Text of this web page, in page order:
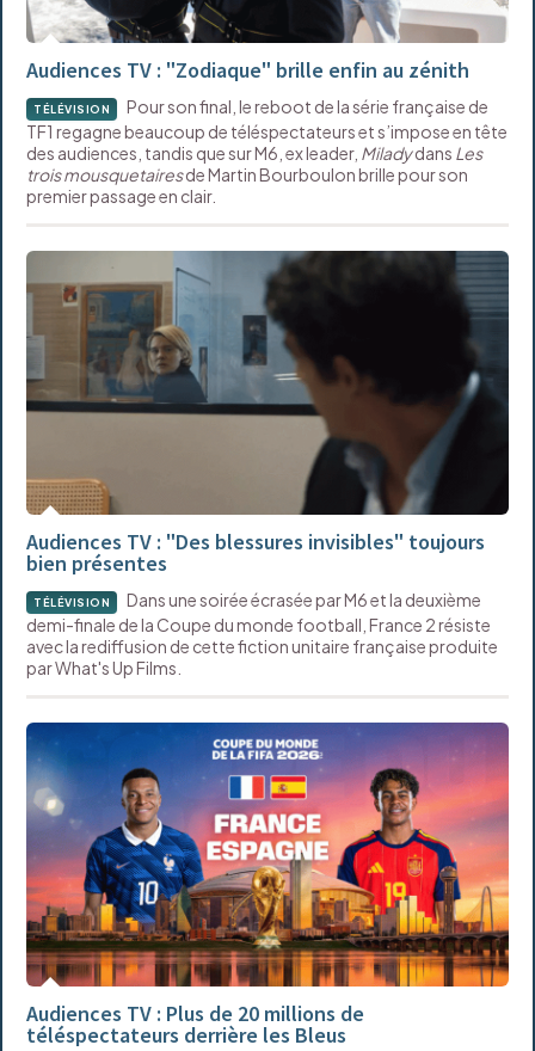
Audiences TV : "Zodiaque" brille enfin au zénith
TÉLÉVISION
Pour son final, le reboot de la série française de
TF1 regagne beaucoup de téléspectateurs et s’impose en tête
des audiences, tandis que sur M6, ex leader, Miladydans Les
trois mousquetairesde Martin Bourboulon brille pour son
premier passage en clair.
Audiences TV : "Des blessures invisibles" toujours
bien présentes
TÉLÉVISION
Dans une soirée écrasée par M6 et la deuxième
demi-finale de la Coupe du monde football, France 2 résiste
avec la rediffusion de cette fiction unitaire française produite
par What's Up Films.
Audiences TV : Plus de 20 millions de
téléspectateurs derrière les Bleus